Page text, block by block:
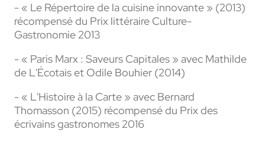
- « Le Répertoire de la cuisine innovante » (2013)
récompensé du Prix littéraire Culture-
Gastronomie 2013
- « Paris Marx : Saveurs Capitales » avec Mathilde
de L'Écotais et Odile Bouhier (2014)
- « L'Histoire à la Carte » avec Bernard
Thomasson (2015) récompensé du Prix des
écrivains gastronomes 2016